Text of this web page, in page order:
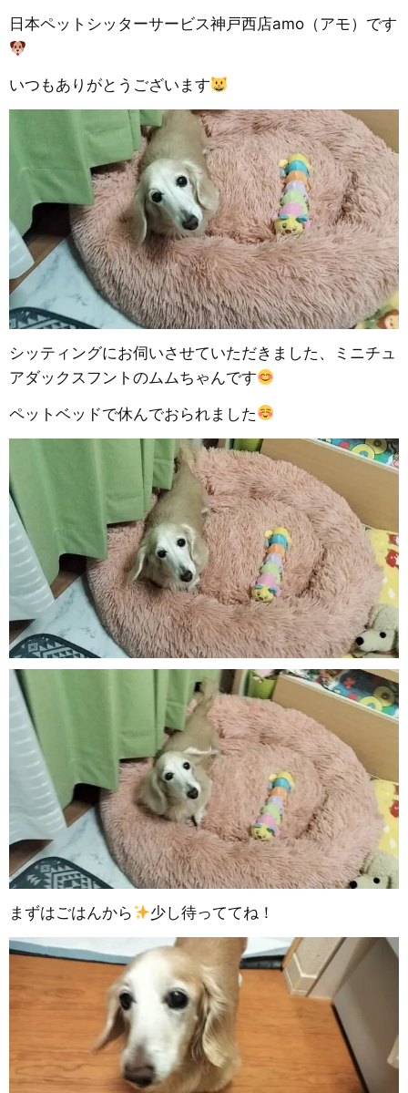
日本ペットシッターサービス神戸西店amo（アモ）です
いつもありがとうございます
シッティングにお伺いさせていただきました、ミニチュ
アダックスフントのムムちゃんです
ペットベッドで休んでおられました
まずはごはんから 少し待っててね！